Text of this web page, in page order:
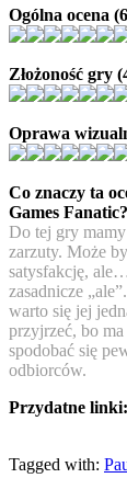
Ogólna ocena
Złożoność gry
Oprawa
Co znaczy ta
Games Fanatic?
Do tej gry
zarzuty. Może
satysfakcję,
zasadnicze
warto się jej
przyjrzeć, bo ma
spodobać się
odbiorców.
Przydatne linki:
Tagged with: